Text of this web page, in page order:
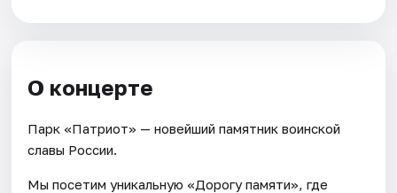
О концерте
Парк «Патриот» — новейший памятник воинской
славы России.
Мы посетим уникальную «Дорогу памяти», где